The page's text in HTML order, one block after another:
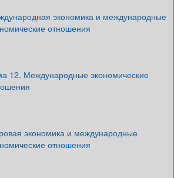
экономика и международные
отношения
12. Международные экономические
экономика и международные
отношения